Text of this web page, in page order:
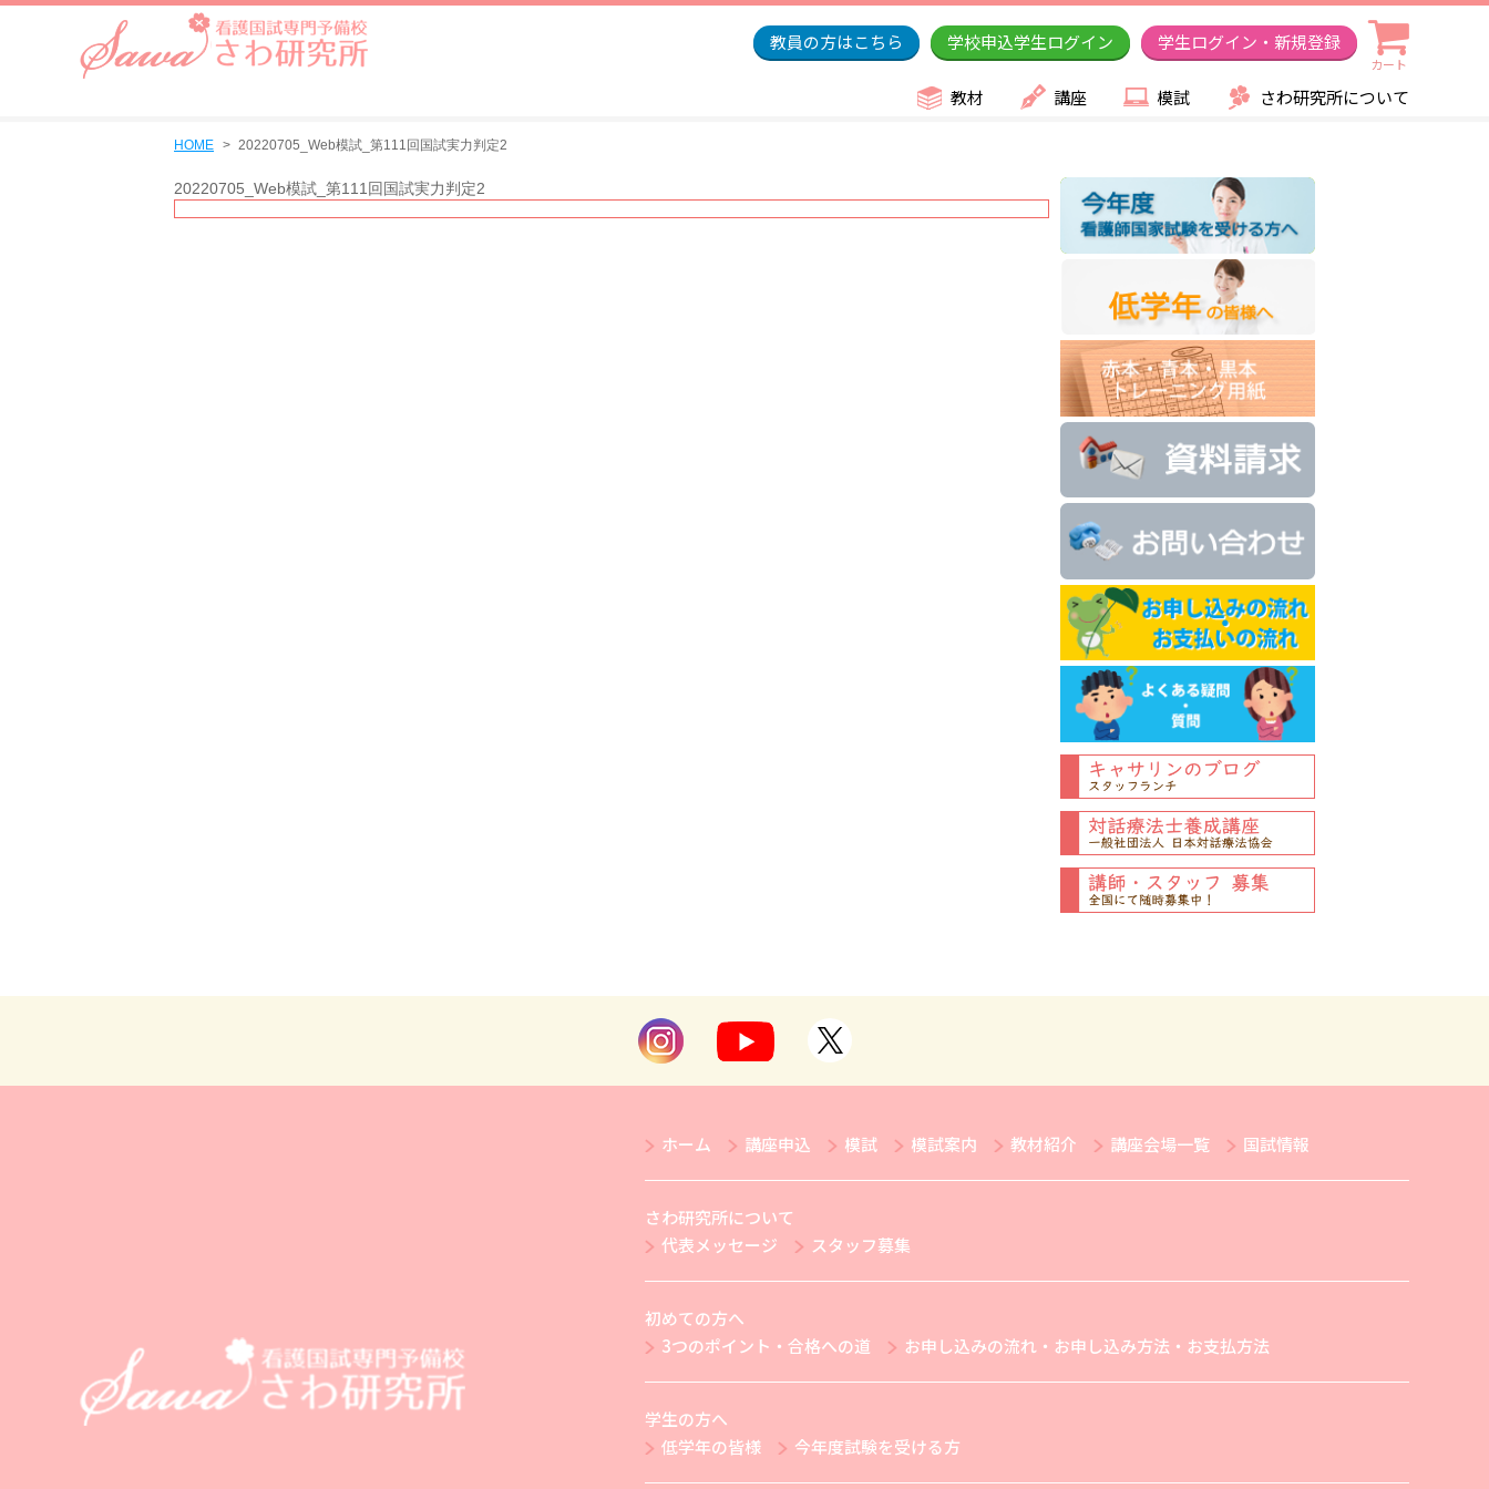
教員の方はこちら 学校申込学生ログイン 学生ログイン・新規登録
カート
教材 講座 模試 さわ研究所について
HOME 20220705_Web模試_第111回国試実力判定2
20220705_Web模試_第111回国試実力判定2
ホーム 講座申込 模試 模試案内 教材紹介 講座会場一覧 国試情報
さわ研究所について
代表メッセージ
スタッフ募集
初めての方へ
3つのポイント・合格への道
お申し込みの流れ・お申し込み方法・お支払方法
学生の方へ
低学年の皆様
今年度試験を受ける方